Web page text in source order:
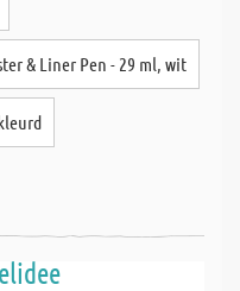
& Liner Pen - 29 ml, wit